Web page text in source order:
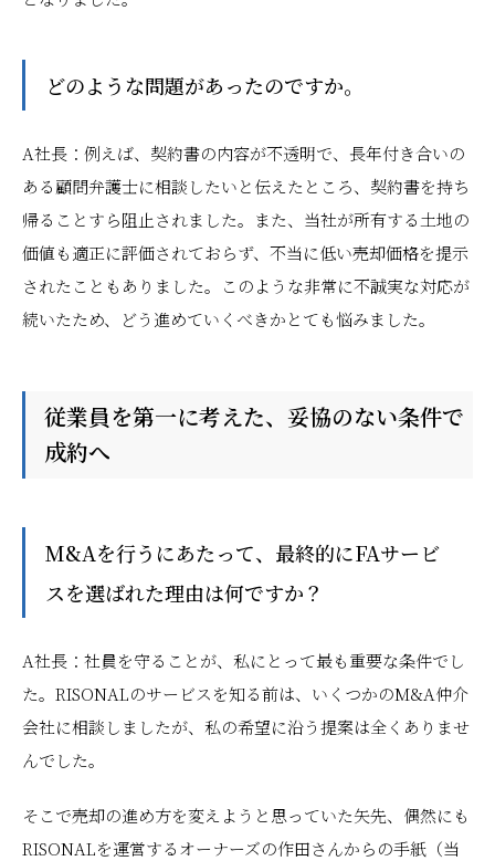
――どのような問題があったのですか。
A社長：例えば、契約書の内容が不透明で、長年付き合いの
ある顧問弁護士に相談したいと伝えたところ、契約書を持ち
帰ることすら阻止されました。また、当社が所有する土地の
価値も適正に評価されておらず、不当に低い売却価格を提示
されたこともありました。このような非常に不誠実な対応が
続いたため、どう進めていくべきかとても悩みました。
従業員を第一に考えた、妥協のない条件で
成約へ
――M&Aを行うにあたって、最終的にFAサービ
スを選ばれた理由は何ですか？
A社長：社員を守ることが、私にとって最も重要な条件でし
た。RISONALのサービスを知る前は、いくつかのM&A仲介
会社に相談しましたが、私の希望に沿う提案は全くありませ
んでした。
そこで売却の進め方を変えようと思っていた矢先、偶然にも
RISONALを運営するオーナーズの作田さんからの手紙（当